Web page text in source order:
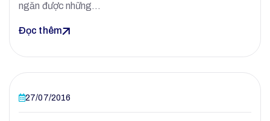
ngăn được những…
Đọc thêm
27/07/2016